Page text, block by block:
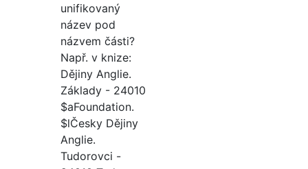
unifikovaný
název pod
názvem části?
Např. v knize:
Dějiny Anglie.
Základy - 24010
$aFoundation.
$lČesky Dějiny
Anglie.
Tudorovci -